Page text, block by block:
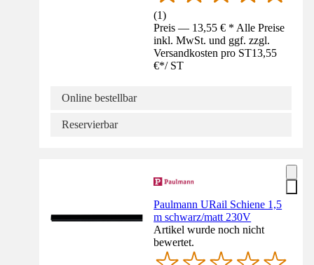
(1)
Preis — 13,55 € * Alle Preise
inkl. MwSt. und ggf. zzgl.
Versandkosten pro ST13,55
€*/ ST
Online bestellbar
Reservierbar
Paulmann URail Schiene 1,5
m schwarz/matt 230V
Artikel wurde noch nicht
bewertet.